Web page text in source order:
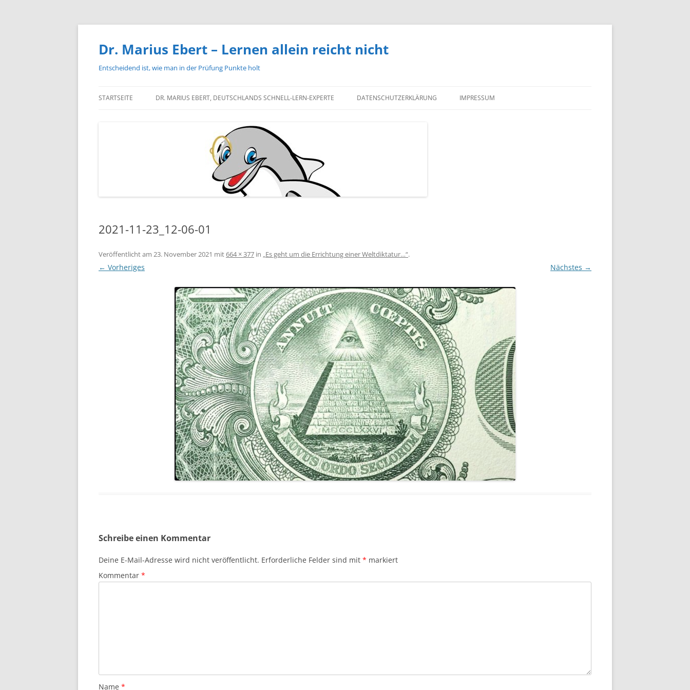
Zum
Dr. Marius Ebert – Lernen allein reicht nicht
Entscheidend ist, wie man in der Prüfung Punkte holt
STARTSEITE DR. MARIUS EBERT, DEUTSCHLANDS SCHNELL-LERN-EXPERTE DATENSCHUTZERKLÄRUNG IMPRESSUM
2021-11-23_12-06-01
Veröffentlicht am 23. November 2021 mit664 × 377 in „Es geht um die Errichtung einer Weltdiktatur…“.
← Vorheriges Nächstes →
Schreibe einen Kommentar
Deine E-Mail-Adresse wird nicht veröffentlicht. Erforderliche Felder sind mit * markiert
Kommentar *
Name *